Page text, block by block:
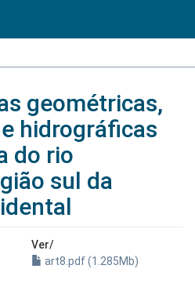
geométricas,
hidrográficas
do rio
sul da
Ver/
art8.pdf (1.285Mb)